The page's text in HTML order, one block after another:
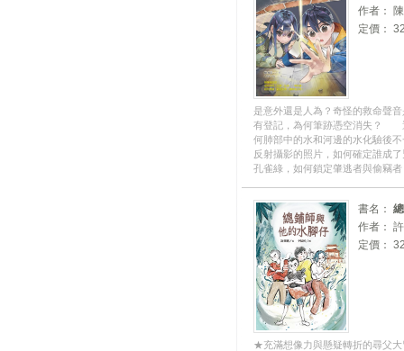
作者：
定價：
是意外還是人為？奇怪的救命
有登記，為何筆跡憑空消失？
何肺部中的水和河邊的水化驗
反射攝影的照片，如何確定誰
孔雀綠，如何鎖定肇逃者與偷
書名：
作者：
定價：
★充滿想像力與懸疑轉折的尋父